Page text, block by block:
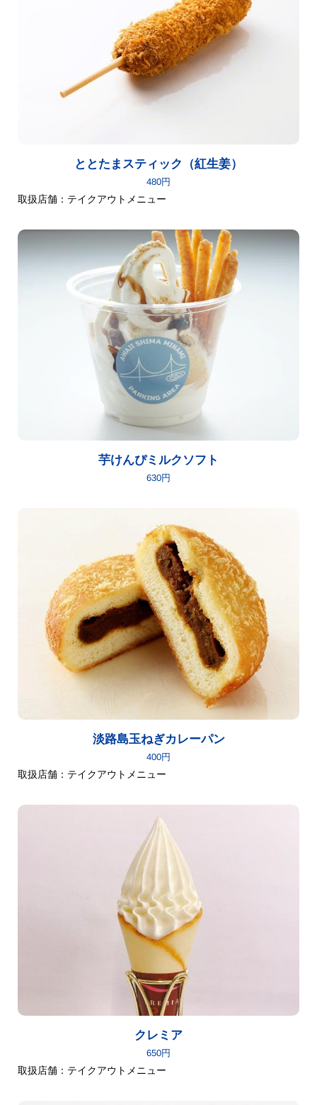
ととたまスティック（紅生姜）
480円
取扱店舗：テイクアウトメニュー
芋けんぴミルクソフト
630円
淡路島玉ねぎカレーパン
400円
取扱店舗：テイクアウトメニュー
クレミア
650円
取扱店舗：テイクアウトメニュー